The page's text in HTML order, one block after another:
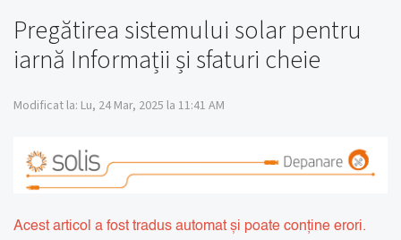
Pregătirea sistemului solar pentru
iarnă Informații și sfaturi cheie
Modificat la: Lu, 24 Mar, 2025 la 11:41 AM
Acest articol a fost tradus automat și poate conține erori.